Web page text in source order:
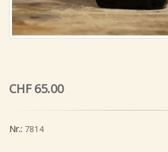
CHF 65.00
Nr.: 7814